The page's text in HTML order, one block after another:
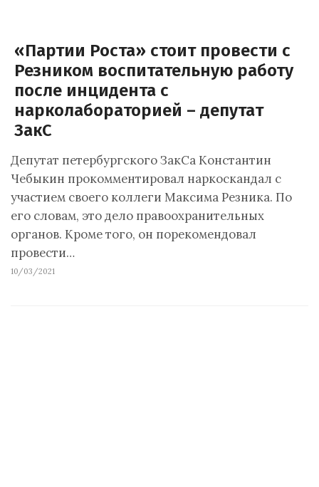
«Партии Роста» стоит провести с
Резником воспитательную работу
после инцидента с
нарколабораторией – депутат
ЗакС
Депутат петербургского ЗакСа Константин
Чебыкин прокомментировал наркоскандал с
участием своего коллеги Максима Резника. По
его словам, это дело правоохранительных
органов. Кроме того, он порекомендовал
провести…
10/03/2021